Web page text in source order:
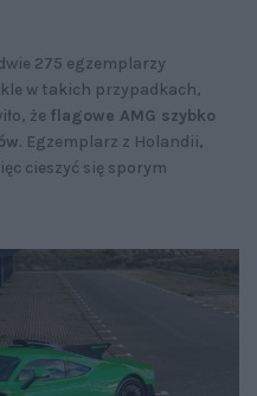
275 egzemplarzy
w takich przypadkach,
że flagowe AMG szybko
. Egzemplarz z Holandii,
cieszyć się sporym